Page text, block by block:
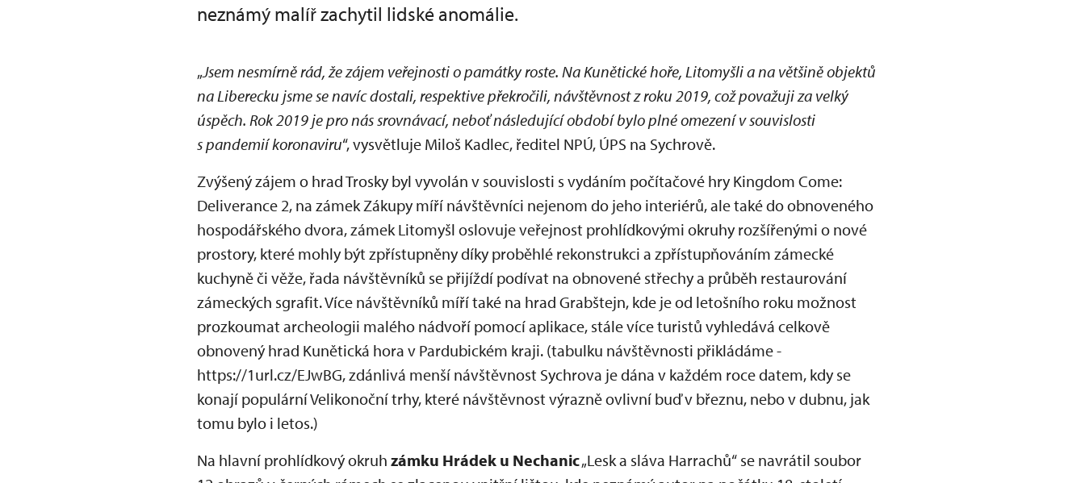
neznámý malíř zachytil lidské anomálie.
„Jsem nesmírně rád, že zájem veřejnosti o památky roste. Na Kunětické hoře, Litomyšli a na většině objektů
na Liberecku jsme se navíc dostali, respektive překročili, návštěvnost z roku 2019, což považuji za velký
úspěch. Rok 2019 je pro nás srovnávací, neboť následující období bylo plné omezení v souvislosti
s pandemií koronaviru“, vysvětluje Miloš Kadlec, ředitel NPÚ, ÚPS na Sychrově.
Zvýšený zájem o hrad Trosky byl vyvolán v souvislosti s vydáním počítačové hry Kingdom Come:
Deliverance 2, na zámek Zákupy míří návštěvníci nejenom do jeho interiérů, ale také do obnoveného
hospodářského dvora, zámek Litomyšl oslovuje veřejnost prohlídkovými okruhy rozšířenými o nové
prostory, které mohly být zpřístupněny díky proběhlé rekonstrukci a zpřístupňováním zámecké
kuchyně či věže, řada návštěvníků se přijíždí podívat na obnovené střechy a průběh restaurování
zámeckých sgrafit. Více návštěvníků míří také na hrad Grabštejn, kde je od letošního roku možnost
prozkoumat archeologii malého nádvoří pomocí aplikace, stále více turistů vyhledává celkově
obnovený hrad Kunětická hora v Pardubickém kraji. (tabulku návštěvnosti přikládáme -
https://1url.cz/EJwBG, zdánlivá menší návštěvnost Sychrova je dána v každém roce datem, kdy se
konají populární Velikonoční trhy, které návštěvnost výrazně ovlivní buď v březnu, nebo v dubnu, jak
tomu bylo i letos.)
Na hlavní prohlídkový okruh zámku Hrádek u Nechanic„Lesk a sláva Harrachů“ se navrátil soubor